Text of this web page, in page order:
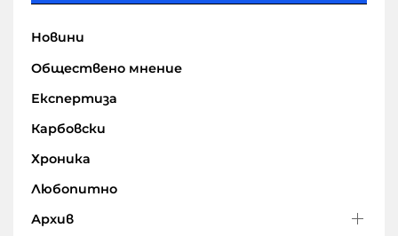
Новини
Обществено мнение
Експертиза
Карбовски
Хроника
Любопитно
Архив